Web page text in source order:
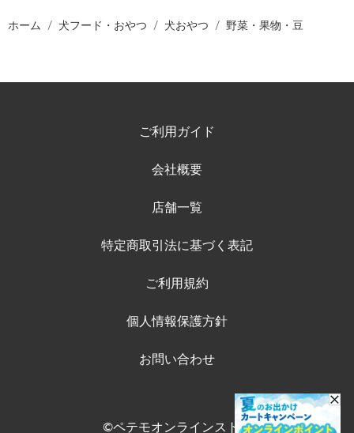
ホーム 犬フード・おやつ 犬おやつ 野菜・果物・豆
ご利用ガイド
会社概要
店舗一覧
特定商取引法に基づく表記
ご利用規約
個人情報保護方針
お問い合わせ
©ペテモオンラインストア